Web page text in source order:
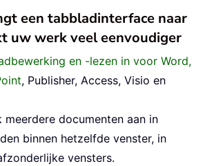
een tabbladinterface naar
uw werk veel eenvoudiger
en -lezen in voor Word,
, Publisher, Access, Visio en
meerdere documenten aan in
binnen hetzelfde venster, in
vensters.